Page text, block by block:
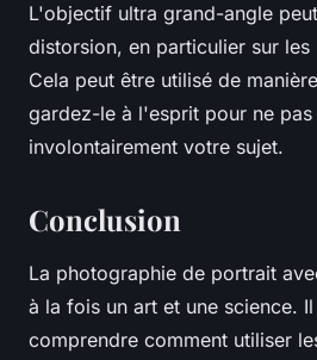
L'objectif ultra grand-angle
distorsion, en particulier sur
Cela peut être utilisé de
gardez-le à l'esprit pour ne
involontairement votre sujet.
Conclusion
La photographie de portrait
à la fois un art et une science.
comprendre comment utiliser